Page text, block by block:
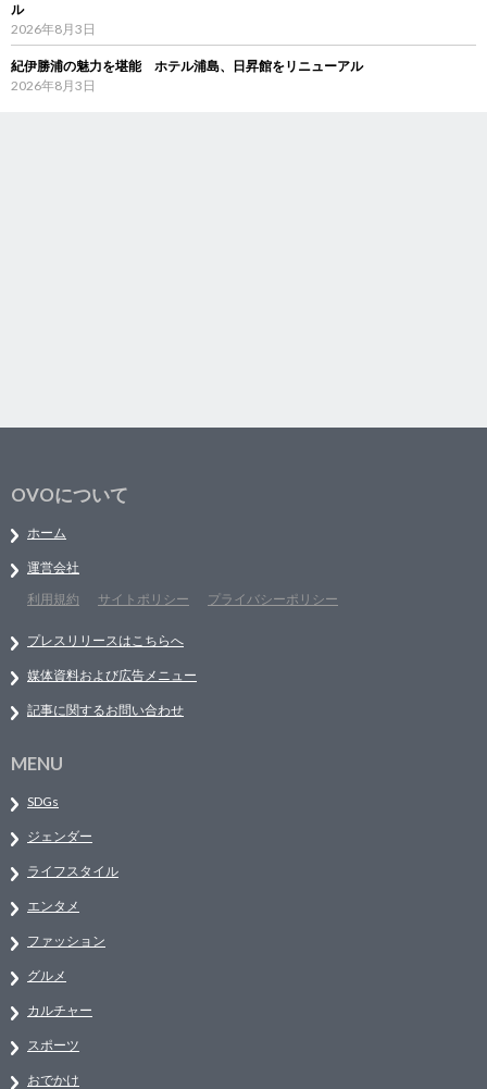
ル
2026年8月3日
紀伊勝浦の魅力を堪能 ホテル浦島、日昇館をリニューアル
2026年8月3日
OVOについて
ホーム
運営会社
利用規約
サイトポリシー プライバシーポリシー
プレスリリースはこちらへ
媒体資料および広告メニュー
記事に関するお問い合わせ
MENU
SDGs
ジェンダー
ライフスタイル
エンタメ
ファッション
グルメ
カルチャー
スポーツ
おでかけ